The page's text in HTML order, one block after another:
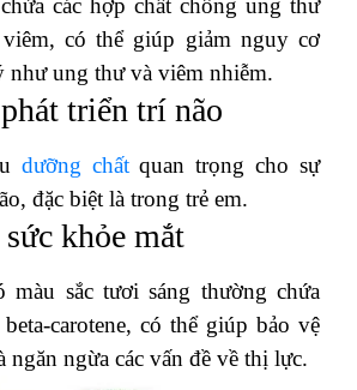
các hợp chất chống ung thư
có thể giúp giảm nguy cơ
như ung thư và viêm nhiễm.
triển trí não
dưỡng chấtquan trọng cho sự
đặc biệt là trong trẻ em.
khỏe mắt
màu sắc tươi sáng thường chứa
carotene, có thể giúp bảo vệ
ngăn ngừa các vấn đề về thị lực.